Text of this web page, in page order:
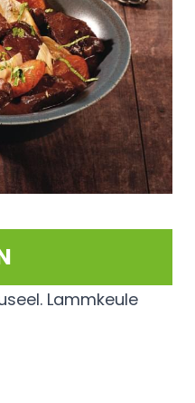
Lammkeule